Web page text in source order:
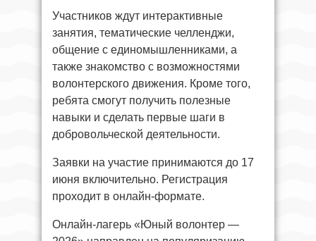
Участников ждут интерактивные
занятия, тематические челленджи,
общение с единомышленниками, а
также знакомство с возможностями
волонтерского движения. Кроме того,
ребята смогут получить полезные
навыки и сделать первые шаги в
добровольческой деятельности.
Заявки на участие принимаются до 17
июня включительно. Регистрация
проходит в онлайн-формате.
Онлайн-лагерь «Юный волонтер —